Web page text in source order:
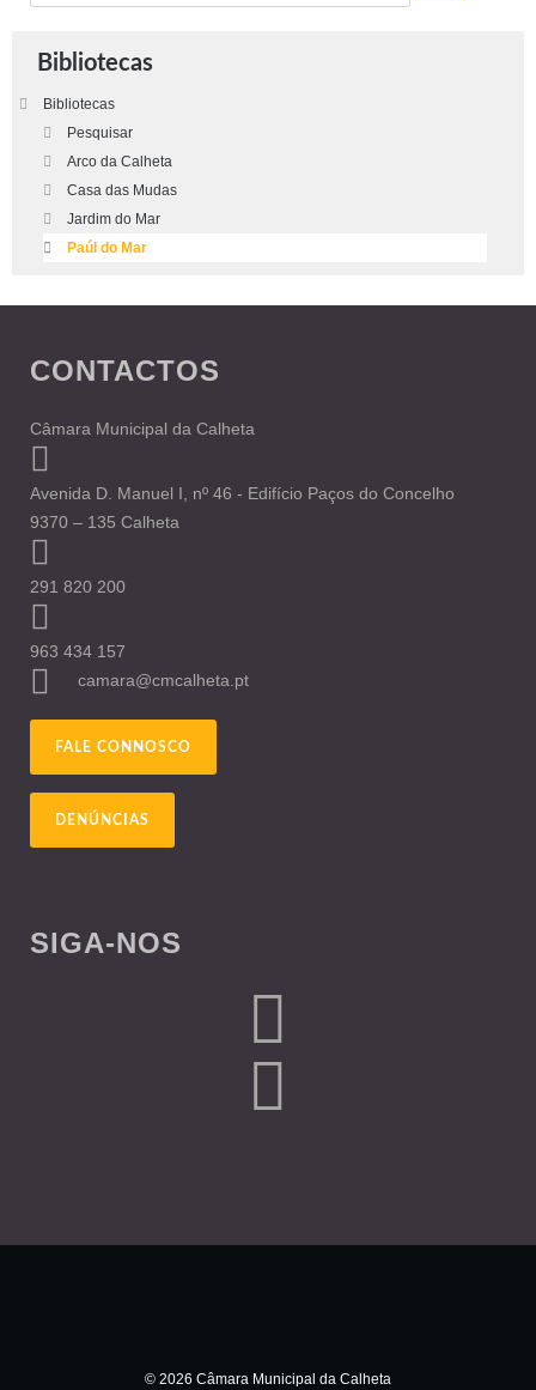
Bibliotecas
Bibliotecas
Pesquisar
Arco da Calheta
Casa das Mudas
Jardim do Mar
Paúl do Mar
CONTACTOS
Câmara Municipal da Calheta
Avenida D. Manuel I, nº 46 - Edifício Paços do Concelho
9370 – 135 Calheta
291 820 200
963 434 157
camara@cmcalheta.pt
FALE CONNOSCO
DENÚNCIAS
SIGA-NOS
© 2026 Câmara Municipal da Calheta